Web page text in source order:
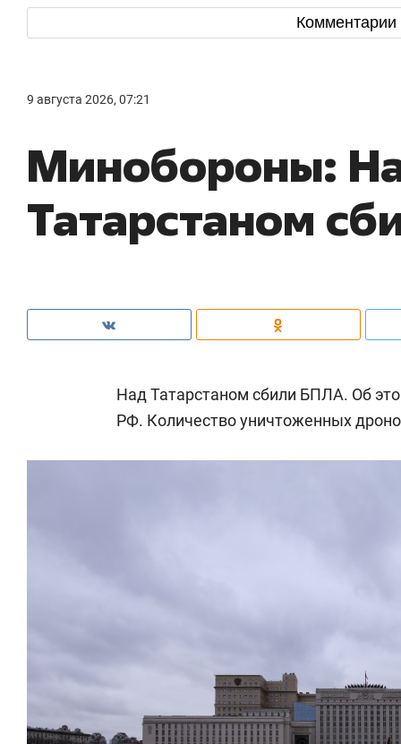
Комментарии
9 августа 2026, 07:21
Минобороны:
Татарстаном
Над Татарстаном сбили БПЛА. Об
РФ. Количество уничтоженных